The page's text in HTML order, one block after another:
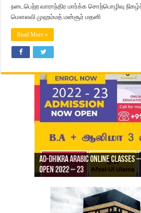
நடைபெற்ற வாராந்திர மார்க்க சொற்பொழிவு
மௌலவி முஹம்மத் மன்சூர் மதனி
Read More »
Ad-Dhikra Arabic Online Classes
Open 2022 – 23
Ad-Dhikra Arabic Online Classes
AD DHIKRA ARABIC COLLEGE ADMISSION
ரியாத் ஜும்ஆ தமிழாக்கம்,
Masjid (Kuwait Masjid), Malaz,